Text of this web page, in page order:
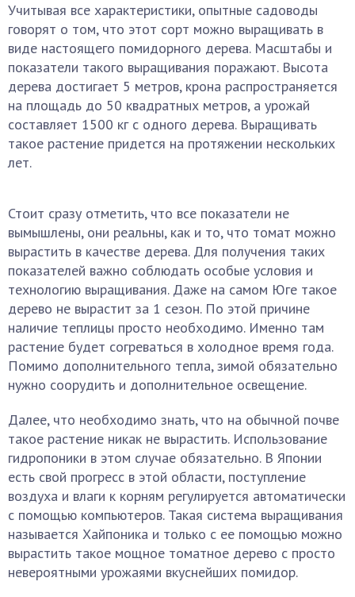
Учитывая все характеристики, опытные садоводы
говорят о том, что этот сорт можно выращивать в
виде настоящего помидорного дерева. Масштабы и
показатели такого выращивания поражают. Высота
дерева достигает 5 метров, крона распространяется
на площадь до 50 квадратных метров, а урожай
составляет 1500 кг с одного дерева. Выращивать
такое растение придется на протяжении нескольких
лет.
Стоит сразу отметить, что все показатели не
вымышлены, они реальны, как и то, что томат можно
вырастить в качестве дерева. Для получения таких
показателей важно соблюдать особые условия и
технологию выращивания. Даже на самом Юге такое
дерево не вырастит за 1 сезон. По этой причине
наличие теплицы просто необходимо. Именно там
растение будет согреваться в холодное время года.
Помимо дополнительного тепла, зимой обязательно
нужно соорудить и дополнительное освещение.
Далее, что необходимо знать, что на обычной почве
такое растение никак не вырастить. Использование
гидропоники в этом случае обязательно. В Японии
есть свой прогресс в этой области, поступление
воздуха и влаги к корням регулируется автоматически
с помощью компьютеров. Такая система выращивания
называется Хайпоника и только с ее помощью можно
вырастить такое мощное томатное дерево с просто
невероятными урожаями вкуснейших помидор.